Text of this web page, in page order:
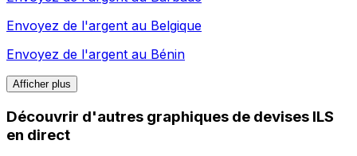
Envoyez de l'argent au Belgique
Envoyez de l'argent au Bénin
Afficher plus
Découvrir d'autres graphiques de devises ILS
en direct